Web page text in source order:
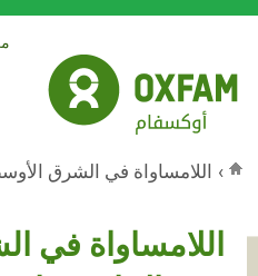
› اللامساواة في الشرق
اللامساواة في